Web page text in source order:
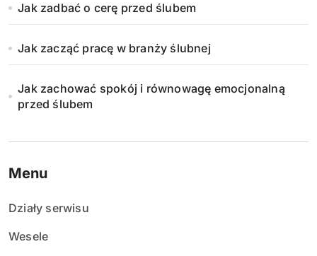
Jak zadbać o cerę przed ślubem
Jak zacząć pracę w branży ślubnej
Jak zachować spokój i równowagę emocjonalną
przed ślubem
Menu
Działy serwisu
Wesele